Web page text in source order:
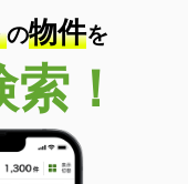
の物件を
！